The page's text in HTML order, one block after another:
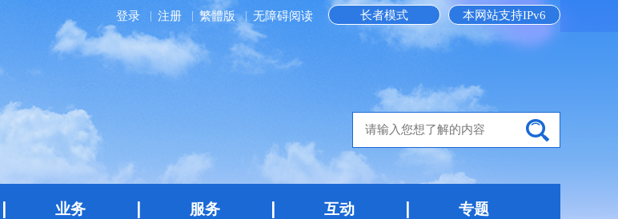
本网站支持IPv6
长者模式
登录 注册 繁體版 无障碍阅读
业务 服务 互动 专题